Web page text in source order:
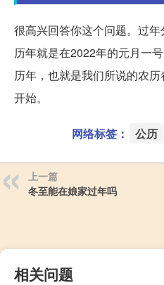
很高兴回答你这个问题。过
历年就是在2022年的元月一
历年，也就是我们所说的农
开始。
网络标签： 公历
上一篇
冬至能在娘家过年吗
相关问题